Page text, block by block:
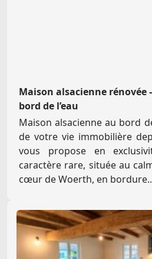
Maison alsacienne rénovée
bord de l’eau
Maison alsacienne au bord
de votre vie immobilière
vous propose en
caractère rare, située au
cœur de Woerth, en